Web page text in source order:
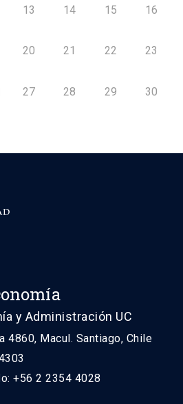
13 14 15 16
20 21 22 23
27 28 29 30
y Administración UC
4860, Macul. Santiago, Chile
+56 2 2354 4028